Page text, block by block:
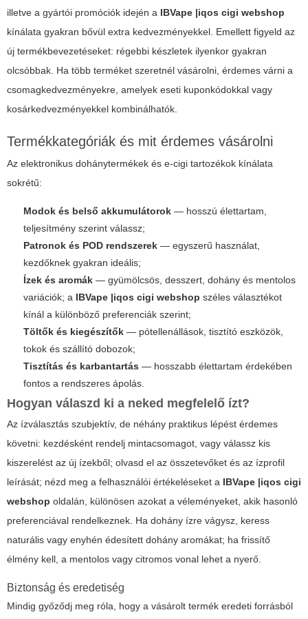
illetve a gyártói promóciók idején a IBVape |iqos cigi webshop
kínálata gyakran bővül extra kedvezményekkel. Emellett figyeld az
új termékbevezetéseket: régebbi készletek ilyenkor gyakran
olcsóbbak. Ha több terméket szeretnél vásárolni, érdemes várni a
csomagkedvezményekre, amelyek eseti kuponkódokkal vagy
kosárkedvezményekkel kombinálhatók.
Termékkategóriák és mit érdemes vásárolni
Az elektronikus dohánytermékek és e-cigi tartozékok kínálata
sokrétű:
Modok és belső akkumulátorok — hosszú élettartam,
teljesítmény szerint válassz;
Patronok és POD rendszerek — egyszerű használat,
kezdőknek gyakran ideális;
Ízek és aromák — gyümölcsös, desszert, dohány és mentolos
variációk; a IBVape |iqos cigi webshop széles választékot
kínál a különböző preferenciák szerint;
Töltők és kiegészítők — pótellenállások, tisztító eszközök,
tokok és szállító dobozok;
Tisztítás és karbantartás — hosszabb élettartam érdekében
fontos a rendszeres ápolás.
Hogyan válaszd ki a neked megfelelő ízt?
Az ízválasztás szubjektív, de néhány praktikus lépést érdemes
követni: kezdésként rendelj mintacsomagot, vagy válassz kis
kiszerelést az új ízekből; olvasd el az összetevőket és az ízprofil
leírását; nézd meg a felhasználói értékeléseket a IBVape |iqos cigi
webshop oldalán, különösen azokat a véleményeket, akik hasonló
preferenciával rendelkeznek. Ha dohány ízre vágysz, keress
naturális vagy enyhén édesített dohány aromákat; ha frissítő
élmény kell, a mentolos vagy citromos vonal lehet a nyerő.
Biztonság és eredetiség
Mindig győződj meg róla, hogy a vásárolt termék eredeti forrásból